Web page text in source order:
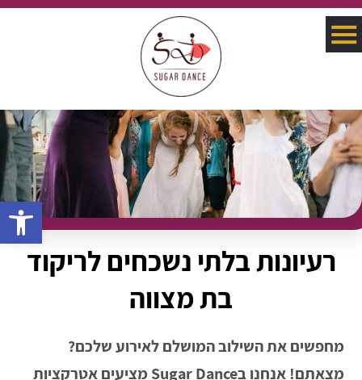
פתח
רעיונות בלתי נשכחים לריקוד
בת מצווה
מחפשים את השילוב המושלם לאירוע שלכם?
מצאתם! אנחנו בSugar Dance מציעים אטרקציות